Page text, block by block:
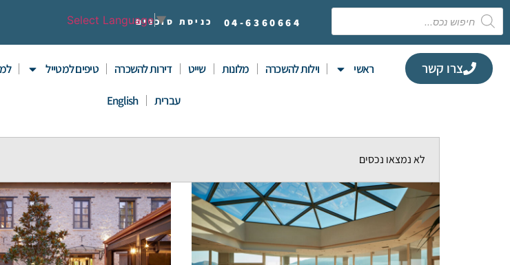
04-6360664 כניסת סוכניםSelect Language▼
צרו קשר ראשי וילות להשכרה מלונות שייט דירות להשכרה טיפים למטייל
עברית English
לא נמצאו נכסים